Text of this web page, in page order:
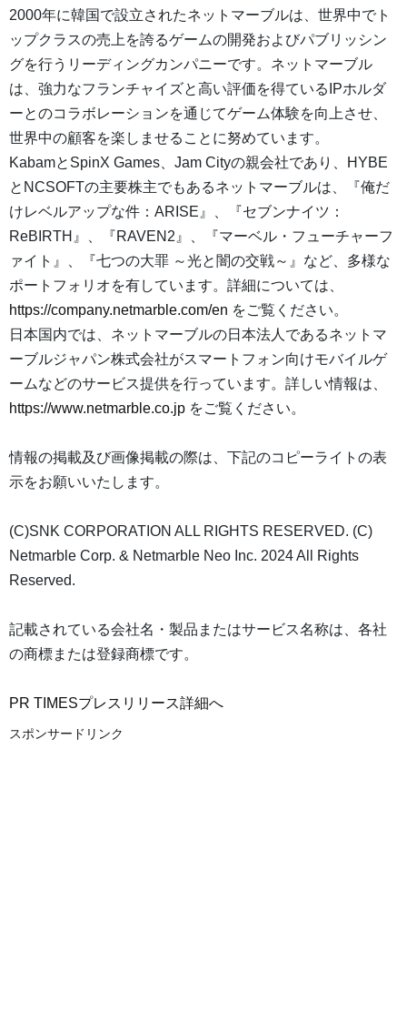
2000年に韓国で設立されたネットマーブルは、世界中でト
ップクラスの売上を誇るゲームの開発およびパブリッシン
グを行うリーディングカンパニーです。ネットマーブル
は、強力なフランチャイズと高い評価を得ているIPホルダ
ーとのコラボレーションを通じてゲーム体験を向上させ、
世界中の顧客を楽しませることに努めています。
KabamとSpinX Games、Jam Cityの親会社であり、HYBE
とNCSOFTの主要株主でもあるネットマーブルは、『俺だ
けレベルアップな件：ARISE』、『セブンナイツ：
ReBIRTH』、『RAVEN2』、『マーベル・フューチャーフ
ァイト』、『七つの大罪 ～光と闇の交戦～』など、多様な
ポートフォリオを有しています。詳細については、
https://company.netmarble.com/en をご覧ください。
日本国内では、ネットマーブルの日本法人であるネットマ
ーブルジャパン株式会社がスマートフォン向けモバイルゲ
ームなどのサービス提供を行っています。詳しい情報は、
https://www.netmarble.co.jp をご覧ください。
情報の掲載及び画像掲載の際は、下記のコピーライトの表
示をお願いいたします。
(C)SNK CORPORATION ALL RIGHTS RESERVED. (C)
Netmarble Corp. & Netmarble Neo Inc. 2024 All Rights
Reserved.
記載されている会社名・製品またはサービス名称は、各社
の商標または登録商標です。
PR TIMESプレスリリース詳細へ
スポンサードリンク